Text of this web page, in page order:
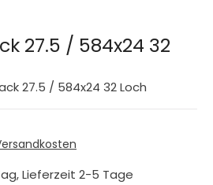
27.5 / 584x24 32
27.5 / 584x24 32 Loch
Lieferzeit 2-5 Tage